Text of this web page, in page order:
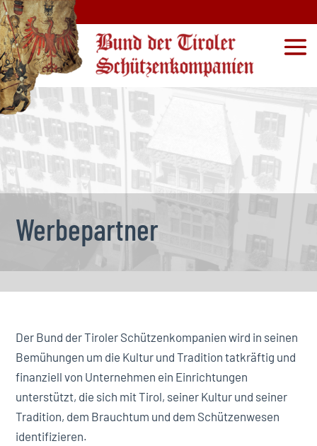
Werbepartner
Der Bund der Tiroler Schützenkompanien wird in seinen
Bemühungen um die Kultur und Tradition tatkräftig und
finanziell von Unternehmen ein Einrichtungen
unterstützt, die sich mit Tirol, seiner Kultur und seiner
Tradition, dem Brauchtum und dem Schützenwesen
identifizieren.